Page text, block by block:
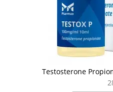
Testosterone